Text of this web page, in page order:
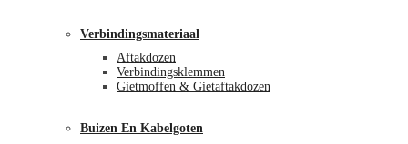
Verbindingsmateriaal
Aftakdozen
Verbindingsklemmen
Gietmoffen & Gietaftakdozen
Buizen En Kabelgoten